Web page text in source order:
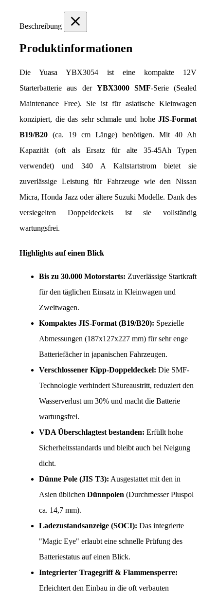
Beschreibung
Produktinformationen
Die Yuasa YBX3054 ist eine kompakte 12V
Starterbatterie aus der YBX3000 SMF-Serie (Sealed
Maintenance Free). Sie ist für asiatische Kleinwagen
konzipiert, die das sehr schmale und hohe JIS-Format
B19/B20 (ca. 19 cm Länge) benötigen. Mit 40 Ah
Kapazität (oft als Ersatz für alte 35-45Ah Typen
verwendet) und 340 A Kaltstartstrom bietet sie
zuverlässige Leistung für Fahrzeuge wie den Nissan
Micra, Honda Jazz oder ältere Suzuki Modelle. Dank des
versiegelten Doppeldeckels ist sie vollständig
wartungsfrei.
Highlights auf einen Blick
Bis zu 30.000 Motorstarts: Zuverlässige Startkraft
für den täglichen Einsatz in Kleinwagen und
Zweitwagen.
Kompaktes JIS-Format (B19/B20): Spezielle
Abmessungen (187x127x227 mm) für sehr enge
Batteriefächer in japanischen Fahrzeugen.
Verschlossener Kipp-Doppeldeckel: Die SMF-
Technologie verhindert Säureaustritt, reduziert den
Wasserverlust um 30% und macht die Batterie
wartungsfrei.
VDA Überschlagtest bestanden: Erfüllt hohe
Sicherheitsstandards und bleibt auch bei Neigung
dicht.
Dünne Pole (JIS T3): Ausgestattet mit den in
Asien üblichen Dünnpolen (Durchmesser Pluspol
ca. 14,7 mm).
Ladezustandsanzeige (SOCI): Das integrierte
"Magic Eye" erlaubt eine schnelle Prüfung des
Batteriestatus auf einen Blick.
Integrierter Tragegriff & Flammensperre:
Erleichtert den Einbau in die oft verbauten